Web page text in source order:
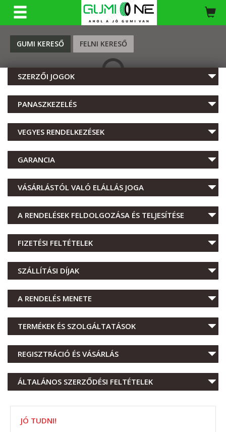
GUMI KERESŐ FELNI KERESŐ
KERESÉS
SZERZŐI JOGOK
PANASZKEZELÉS
VEGYES RENDELKEZÉSEK
GARANCIA
VÁSÁRLÁSTÓL VALÓ ELÁLLÁS JOGA
A RENDELÉSEK FELDOLGOZÁSA ÉS TELJESÍTÉSE
FIZETÉSI FELTÉTELEK
SZÁLLÍTÁSI DÍJAK
A RENDELÉS MENETE
TERMÉKEK ÉS SZOLGÁLTATÁSOK
REGISZTRÁCIÓ ÉS VÁSÁRLÁS
ÁLTALÁNOS SZERZŐDÉSI FELTÉTELEK
JÓ TUDNI!